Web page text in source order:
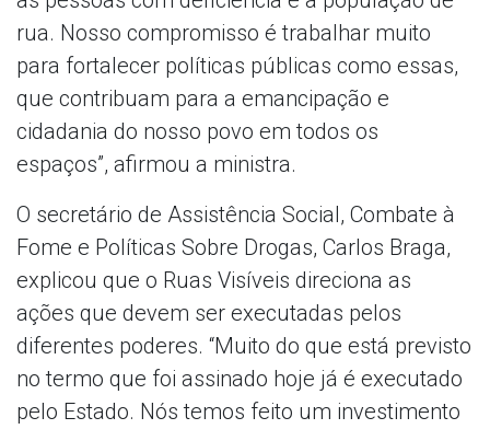
rua. Nosso compromisso é trabalhar muito
para fortalecer políticas públicas como essas,
que contribuam para a emancipação e
cidadania do nosso povo em todos os
espaços”, afirmou a ministra.
O secretário de Assistência Social, Combate à
Fome e Políticas Sobre Drogas, Carlos Braga,
explicou que o Ruas Visíveis direciona as
ações que devem ser executadas pelos
diferentes poderes. “Muito do que está previsto
no termo que foi assinado hoje já é executado
pelo Estado. Nós temos feito um investimento